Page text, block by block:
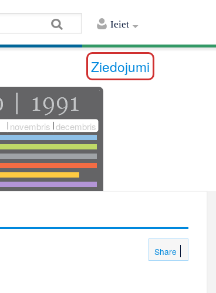
Ieiet
Ziedojumi
novembris decembris
Share